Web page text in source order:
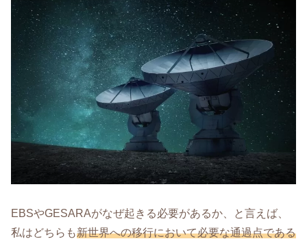
EBSやGESARAがなぜ起きる必要があるか、と言えば、
私はどちらも新世界への移行において必要な通過点である